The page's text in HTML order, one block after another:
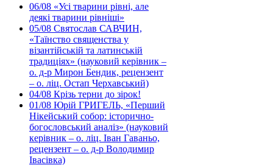
06/08 «Усі тварини рівні, але
деякі тварини рівніші»
05/08 Святослав САВЧИН,
«Таїнство священства у
візантійській та латинській
традиціях» (науковий керівник –
о. д-р Мирон Бендик, рецензент
– о. ліц. Остап Черхавський)
04/08 Крізь терни до зірок!
01/08 Юрій ГРИГЕЛЬ, «Перший
Нікейський собор: історично-
богословський аналіз» (науковий
керівник – о. ліц. Іван Гаваньо,
рецензент – о. д-р Володимир
Івасівка)